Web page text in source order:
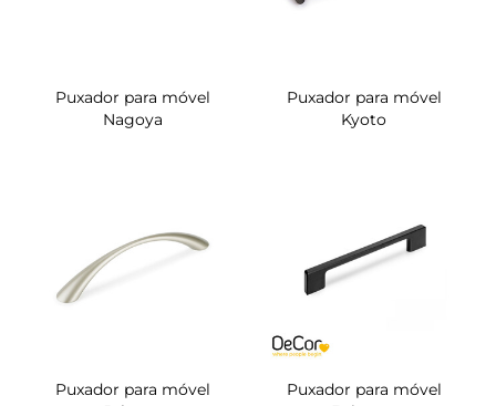
Puxador para móvel
Nagoya
Puxador para móvel
Kyoto
Puxador para móvel
Puxador para móvel